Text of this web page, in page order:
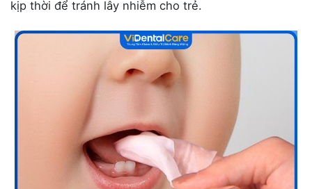
kịp thời để tránh lây nhiễm cho trẻ.